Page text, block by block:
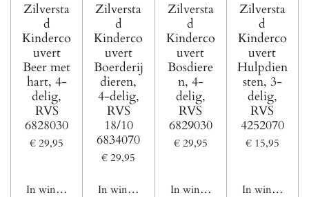
Zilversta
d
Kinderco
uvert
Beer met
hart, 4-
delig,
RVS
6828030
€ 29,95
In winkelwagen
Zilversta
d
Kinderco
uvert
Boerderij
dieren,
4-delig,
RVS
18/10
6834070
€ 29,95
In winkelwagen
Zilversta
d
Kinderco
uvert
Bosdiere
n, 4-
delig,
RVS
6829030
€ 29,95
In winkelwagen
Zilversta
d
Kinderco
uvert
Hulpdien
sten, 3-
delig,
RVS
4252070
€ 15,95
In